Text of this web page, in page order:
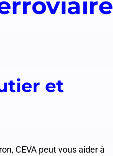
et
CEVA peut vous aider à